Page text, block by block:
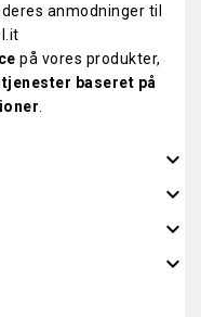
anmodninger til
på vores produkter,
baseret på
keyboard_arrow_down


